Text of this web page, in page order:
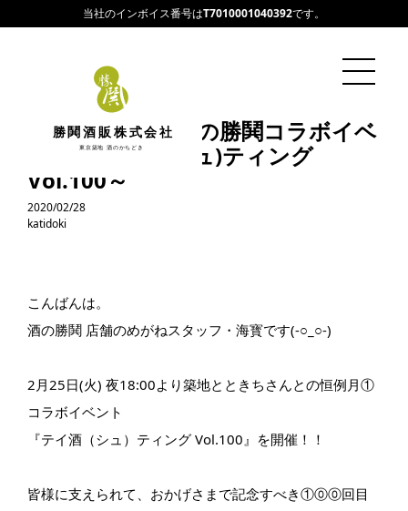
当社のインボイス番号はT7010001040392です。
勝鬨酒販株式会社
東京築地 酒のかちどき
築地とときち×酒の勝鬨コラボイベ
ント～テイ酒(シュ)ティング
Vol.100～
2020/02/28
katidoki
こんばんは。
酒の勝鬨 店舗のめがねスタッフ・海寳です(-○_○-)
2月25日(火) 夜18:00より築地とときちさんとの恒例月①
コラボイベント
『テイ酒（シュ）ティング Vol.100』を開催！！
皆様に支えられて、おかげさまで記念すべき①⓪⓪回目